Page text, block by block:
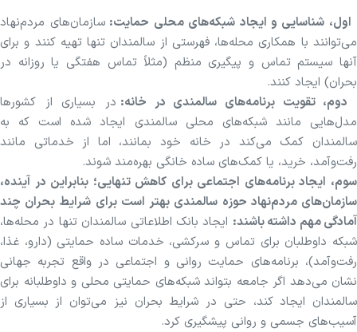
اول، شناسایی و ایجاد شبکه‌های محلی حمایت: سازمان‌های مردم‌نهاد
می‌توانند با همکاری محله‌ها، فهرستی از سالمندان تنها تهیه کنند و برای
آنها سیستم تماس و پیگیری منظم (مثلاً تماس هفتگی یا روزانه در
بحران) ایجاد کنند.
دوم، تقویت برنامه‌های سالمندی در خانه: در بسیاری از کشور‌ها
مدل‌هایی مانند شبکه‌های محلی سالمندی ایجاد شده است که به
سالمندان کمک می‌کند در خانه خود بمانند، اما از خدماتی مانند
رفت‌وآمد، خرید، یا کمک‌های ساده خانگی بهره‌مند شوند.
سوم، ایجاد برنامه‌های اجتماعی برای کاهش تنهایی؛ بنابراین در آینده،
سازمان‌های مردم‌نهاد حوزه سالمندی بهتر است برای شرایط بحران چند
آمادگی مهم داشته باشند: ایجاد بانک اطلاعاتی سالمندان تنها در محله‌ها،
شبکه داوطلبان برای تماس و سرکشی، خدمات ساده حمایتی (دارو، غذا،
رفت‌وآمد)، برنامه‌های حمایت روانی و اجتماعی در واقع تجربه جهانی
نشان می‌دهد اگر جامعه بتواند شبکه‌های حمایتی محلی و داوطلبانه برای
سالمندان ایجاد کند، حتی در شرایط بحران نیز می‌توان از بسیاری از
آسیب‌های جسمی و روانی پیشگیری کرد.